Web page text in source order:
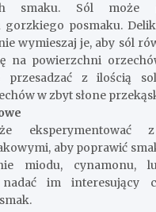
smaku. Sól może
gorzkiego posmaku.
wymieszaj je, aby sól
na powierzchni
przesadzać z ilością
w zbyt słone
eksperymentować
aby poprawić
miodu, cynamonu,
im interesujący